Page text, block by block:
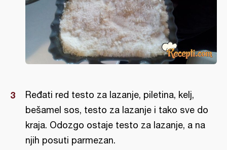
Ređati red testo za lazanje, piletina, kelj,
bešamel sos, testo za lazanje i tako sve do
kraja. Odozgo ostaje testo za lazanje, a na
njih posuti parmezan.